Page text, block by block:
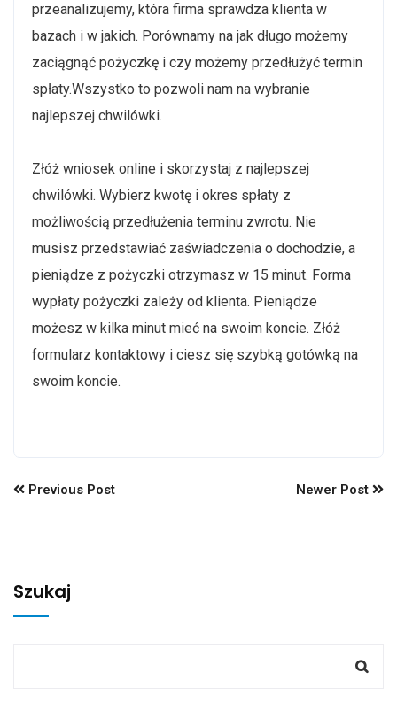
przeanalizujemy, która firma sprawdza klienta w
bazach i w jakich. Porównamy na jak długo możemy
zaciągnąć pożyczkę i czy możemy przedłużyć termin
spłaty.Wszystko to pozwoli nam na wybranie
najlepszej chwilówki.
Złóż wniosek online i skorzystaj z najlepszej
chwilówki. Wybierz kwotę i okres spłaty z
możliwością przedłużenia terminu zwrotu. Nie
musisz przedstawiać zaświadczenia o dochodzie, a
pieniądze z pożyczki otrzymasz w 15 minut. Forma
wypłaty pożyczki zależy od klienta. Pieniądze
możesz w kilka minut mieć na swoim koncie. Złóż
formularz kontaktowy i ciesz się szybką gotówką na
swoim koncie.
Previous Post Newer Post
Szukaj